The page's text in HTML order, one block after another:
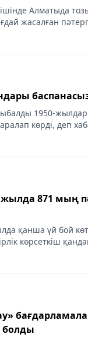
Алматыда
жасалған
әкімдігінің
1950-
аралап көрді, деп
қанша үй бой
көрсеткіш
үшін Өнеркәсіп